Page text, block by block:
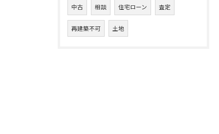
中古 相談 住宅ローン 査定
再建築不可 土地